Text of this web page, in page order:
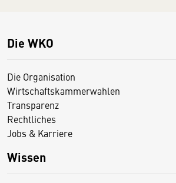
Die WKO
Die Organisation
Wirtschaftskammerwahlen
Transparenz
Rechtliches
Jobs & Karriere
Wissen